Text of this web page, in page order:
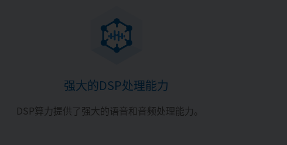
强大的DSP处理能力
DSP算力提供了强大的语音和音频处理能力。